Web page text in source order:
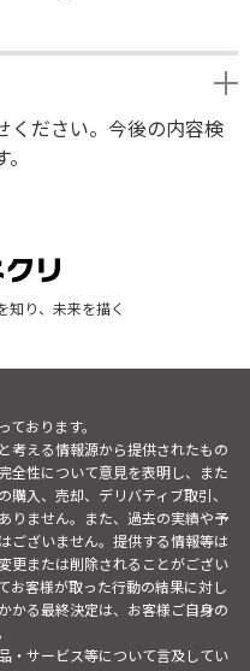
ください。今後の内容検
知り、未来を描く
おります。
考える情報源から提供されたもの
全性について意見を表明し、また
入、売却、デリバティブ取引、
りません。また、過去の実績や予
ございません。提供する情報等は
更または削除されることがござい
お客様が取った行動の結果に対し
かる最終決定は、お客様ご自身の
・サービス等について言及してい